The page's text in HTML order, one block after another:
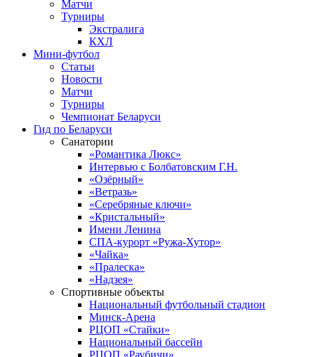
Матчи
Турниры
Экстралига
КХЛ
Мини-футбол
Статьи
Новости
Матчи
Турниры
Чемпионат Беларуси
Гид по Беларуси
Санатории
«Романтика Люкс»
Интервью с Болбатовским Г.Н.
«Озёрный»
«Ветразь»
«Серебряные ключи»
«Кристальный»
Имени Ленина
СПА-курорт «Ружа-Хутор»
«Чайка»
«Пралеска»
«Надзея»
Спортивные объекты
Национальный футбольный стадион
Минск-Арена
РЦОП «Стайки»
Национальный бассейн
РЦОП «Раубичи»